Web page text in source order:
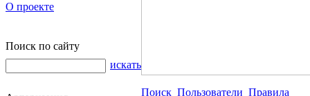
О проекте
Поиск по сайту
искать
Поиск Пользователи Правила